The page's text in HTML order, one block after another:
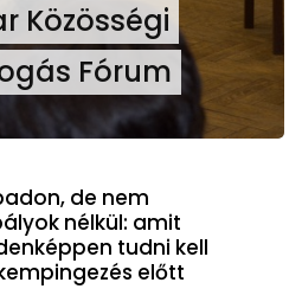
Közösségi
Fórum
de nem
nélkül: amit
tudni kell
előtt